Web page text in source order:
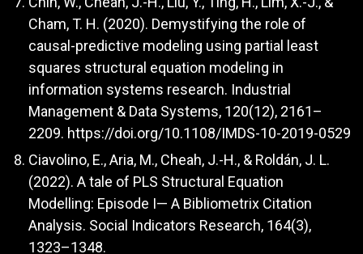
Cham, T. H. (2020). Demystifying the role of
causal-predictive modeling using partial least
squares structural equation modeling in
information systems research. Industrial
Management & Data Systems, 120(12), 2161–
2209. https://doi.org/10.1108/IMDS-10-2019-0529
Ciavolino, E., Aria, M., Cheah, J.-H., & Roldán, J. L.
(2022). A tale of PLS Structural Equation
Modelling: Episode I— A Bibliometrix Citation
Analysis. Social Indicators Research, 164(3),
1323–1348.